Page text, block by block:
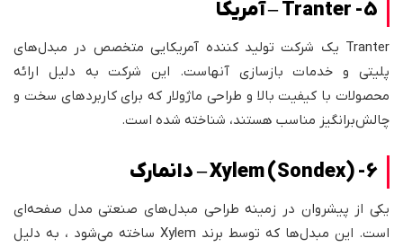
5- Tranter – آمریکا
Tranter یک شرکت تولید کننده آمریکایی متخصص در مبدل‌های
پلیتی و خدمات بازسازی آنهاست. این شرکت به دلیل ارائه
محصولات با کیفیت بالا و طراحی ماژولار که برای کاربردهای سخت و
چالش‌برانگیز مناسب هستند، شناخته شده است.
6- Xylem (Sondex) – دانمارک
یکی از پیشروان در زمینه طراحی مبدل‌های صنعتی مدل صفحه‌ای
است. این مبدل‌ها که توسط برند Xylem ساخته می‌شود ، به دلیل